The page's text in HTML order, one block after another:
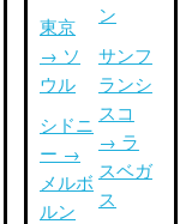
東京
→ ソ
ウル
シドニ
ー →
メルボ
ルン
ン
サンフ
ランシ
スコ
→ ラ
スベガ
ス